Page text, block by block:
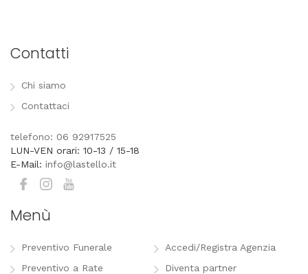
Contatti
Chi siamo
Contattaci
telefono: 06 92917525
LUN-VEN orari: 10-13 / 15-18
E-Mail: info@lastello.it
Menù
Preventivo Funerale
Preventivo a Rate
Accedi/Registra Agenzia
Diventa partner